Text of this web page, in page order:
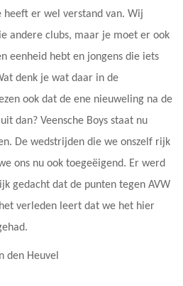
heeft er wel verstand van. Wij
andere clubs, maar je moet er ook
eenheid hebt en jongens die iets
denk je wat daar in de
ook dat de ene nieuweling na de
dan? Veensche Boys staat nu
De wedstrijden die we onszelf rijk
ons nu ook toegeëigend. Er werd
gedacht dat de punten tegen AVW
verleden leert dat we het hier
den Heuvel